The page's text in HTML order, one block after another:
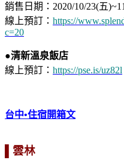
銷售日期：2020/10/23(五
線上預訂： https://
c=20
●清新溫泉飯店
線上預訂： https://pse.is/uz82l
台中•住宿開箱文
▌雲林